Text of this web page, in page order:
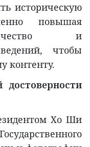
историческую
повышая
и
чтобы
контенту.
достоверности
Хо Ши